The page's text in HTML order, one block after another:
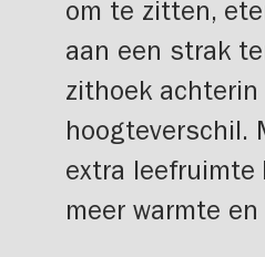
om te zitten,
aan een strak
zithoek
hoogteverschil.
extra leefruimte
meer warmte